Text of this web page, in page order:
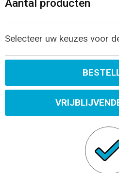
Aantal producten
Selecteer uw keuzes voor